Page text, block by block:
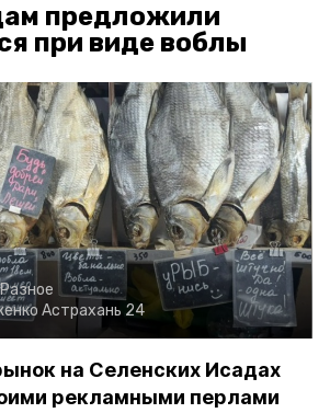
предложили
при виде воблы
Разное
Астрахань 24
на Селенских Исадах
рекламными перлами